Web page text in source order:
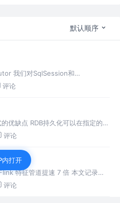
默认顺序
我们对SqlSession和
个详细的了解，但上述的创建过
评论
优缺点 RDB持久化可以在指定的时
持久化记录服务器执行的所有写
新执行这些命令来还原数据集,
评论
特征管道提速 7 倍 本文记录了
-产出比极高的小事：通过 Flink 算
评论
内打开